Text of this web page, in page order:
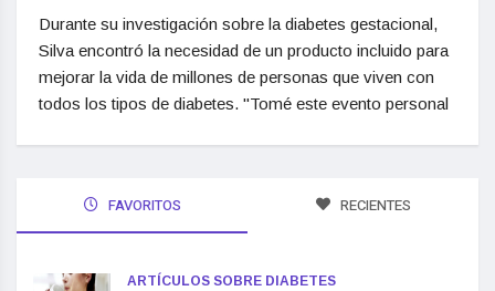
Durante su investigación sobre la diabetes gestacional,
Silva encontró la necesidad de un producto incluido para
mejorar la vida de millones de personas que viven con
todos los tipos de diabetes. "Tomé este evento personal
FAVORITOS RECIENTES
ARTÍCULOS SOBRE DIABETES